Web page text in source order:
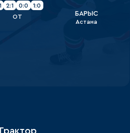
2:1 0:0
1:0
OT
БАРЫС
Астана